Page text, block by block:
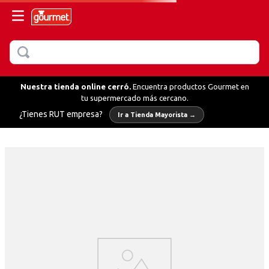
BUSCAR
BUSCADOS
Nuestra tienda online cerró.Encuentra productos Gourmet en
tu supermercado más cercano.
¿Tienes RUT empresa? Ir a Tienda Mayorista →